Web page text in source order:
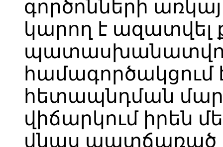
գործոնների
կարող է ազատվել
համագործակցում
հետապնդման
վիճարկում իրեն
վնաս պատճառած